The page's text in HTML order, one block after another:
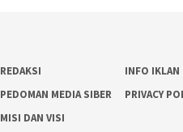
REDAKSI
INFO IKLAN
PEDOMAN MEDIA SIBER
PRIVACY
MISI DAN VISI